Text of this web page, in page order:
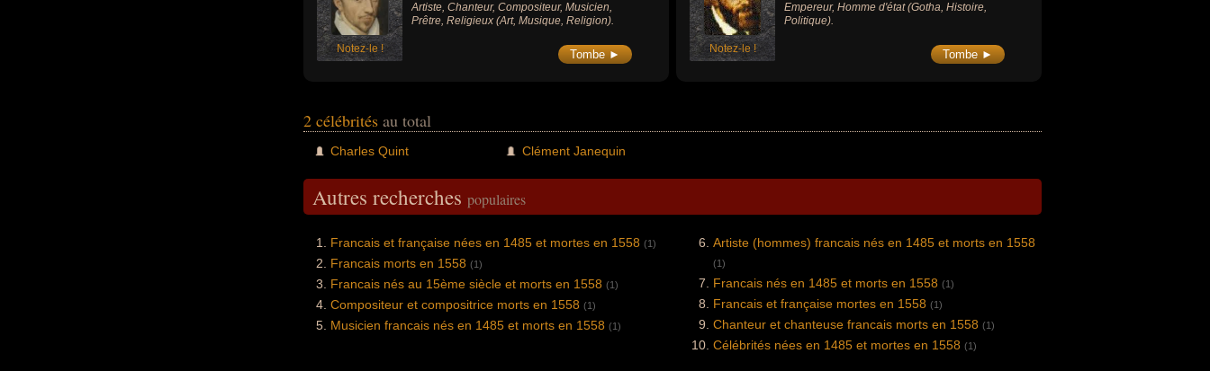
Notez-le !
Artiste, Chanteur, Compositeur, Musicien,
Prêtre, Religieux (Art, Musique, Religion).
Tombe ► Notez-le !
Empereur, Homme d'état (Gotha, Histoire,
Politique).
Tombe ►
2 célébrités au total
Charles Quint Clément Janequin
Autres recherches populaires
Francais et française nées en 1485 et mortes en 1558 (1)
Francais morts en 1558 (1)
Francais nés au 15ème siècle et morts en 1558 (1)
Compositeur et compositrice morts en 1558 (1)
Musicien francais nés en 1485 et morts en 1558 (1)
Artiste (hommes) francais nés en 1485 et morts en 1558
(1)
Francais nés en 1485 et morts en 1558 (1)
Francais et française mortes en 1558 (1)
Chanteur et chanteuse francais morts en 1558 (1)
Célébrités nées en 1485 et mortes en 1558 (1)